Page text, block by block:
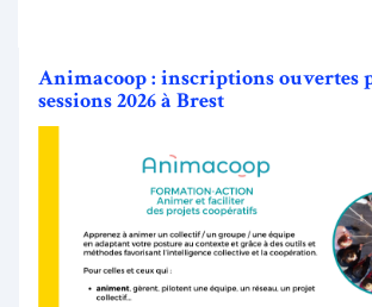
Animacoop : inscriptions ouvertes
sessions 2026 à Brest